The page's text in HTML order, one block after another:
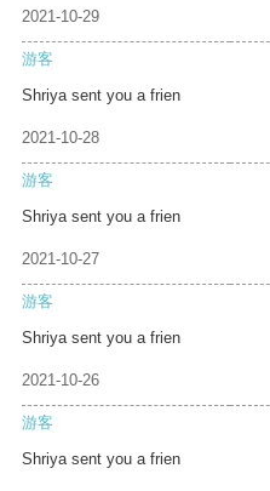
2021-10-29
游客
Shriya sent you a frien
2021-10-28
游客
Shriya sent you a frien
2021-10-27
游客
Shriya sent you a frien
2021-10-26
游客
Shriya sent you a frien